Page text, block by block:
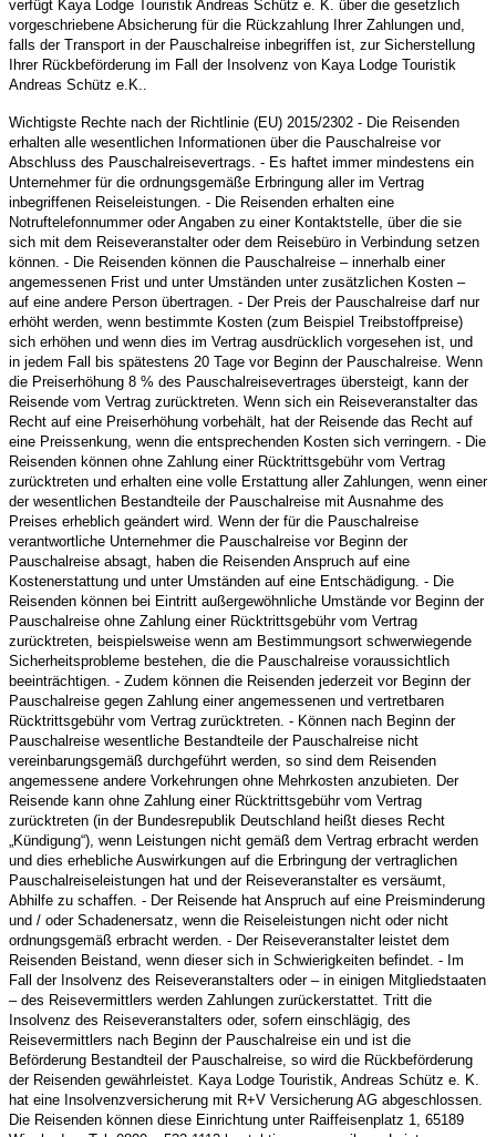
verfügt Kaya Lodge Touristik Andreas Schütz e. K. über die gesetzlich
vorgeschriebene Absicherung für die Rückzahlung Ihrer Zahlungen und,
falls der Transport in der Pauschalreise inbegriffen ist, zur Sicherstellung
Ihrer Rückbeförderung im Fall der Insolvenz von Kaya Lodge Touristik
Andreas Schütz e.K..
Wichtigste Rechte nach der Richtlinie (EU) 2015/2302 - Die Reisenden
erhalten alle wesentlichen Informationen über die Pauschalreise vor
Abschluss des Pauschalreisevertrags. - Es haftet immer mindestens ein
Unternehmer für die ordnungsgemäße Erbringung aller im Vertrag
inbegriffenen Reiseleistungen. - Die Reisenden erhalten eine
Notruftelefonnummer oder Angaben zu einer Kontaktstelle, über die sie
sich mit dem Reiseveranstalter oder dem Reisebüro in Verbindung setzen
können. - Die Reisenden können die Pauschalreise – innerhalb einer
angemessenen Frist und unter Umständen unter zusätzlichen Kosten –
auf eine andere Person übertragen. - Der Preis der Pauschalreise darf nur
erhöht werden, wenn bestimmte Kosten (zum Beispiel Treibstoffpreise)
sich erhöhen und wenn dies im Vertrag ausdrücklich vorgesehen ist, und
in jedem Fall bis spätestens 20 Tage vor Beginn der Pauschalreise. Wenn
die Preiserhöhung 8 % des Pauschalreisevertrages übersteigt, kann der
Reisende vom Vertrag zurücktreten. Wenn sich ein Reiseveranstalter das
Recht auf eine Preiserhöhung vorbehält, hat der Reisende das Recht auf
eine Preissenkung, wenn die entsprechenden Kosten sich verringern. - Die
Reisenden können ohne Zahlung einer Rücktrittsgebühr vom Vertrag
zurücktreten und erhalten eine volle Erstattung aller Zahlungen, wenn einer
der wesentlichen Bestandteile der Pauschalreise mit Ausnahme des
Preises erheblich geändert wird. Wenn der für die Pauschalreise
verantwortliche Unternehmer die Pauschalreise vor Beginn der
Pauschalreise absagt, haben die Reisenden Anspruch auf eine
Kostenerstattung und unter Umständen auf eine Entschädigung. - Die
Reisenden können bei Eintritt außergewöhnliche Umstände vor Beginn der
Pauschalreise ohne Zahlung einer Rücktrittsgebühr vom Vertrag
zurücktreten, beispielsweise wenn am Bestimmungsort schwerwiegende
Sicherheitsprobleme bestehen, die die Pauschalreise voraussichtlich
beeinträchtigen. - Zudem können die Reisenden jederzeit vor Beginn der
Pauschalreise gegen Zahlung einer angemessenen und vertretbaren
Rücktrittsgebühr vom Vertrag zurücktreten. - Können nach Beginn der
Pauschalreise wesentliche Bestandteile der Pauschalreise nicht
vereinbarungsgemäß durchgeführt werden, so sind dem Reisenden
angemessene andere Vorkehrungen ohne Mehrkosten anzubieten. Der
Reisende kann ohne Zahlung einer Rücktrittsgebühr vom Vertrag
zurücktreten (in der Bundesrepublik Deutschland heißt dieses Recht
„Kündigung“), wenn Leistungen nicht gemäß dem Vertrag erbracht werden
und dies erhebliche Auswirkungen auf die Erbringung der vertraglichen
Pauschalreiseleistungen hat und der Reiseveranstalter es versäumt,
Abhilfe zu schaffen. - Der Reisende hat Anspruch auf eine Preisminderung
und / oder Schadenersatz, wenn die Reiseleistungen nicht oder nicht
ordnungsgemäß erbracht werden. - Der Reiseveranstalter leistet dem
Reisenden Beistand, wenn dieser sich in Schwierigkeiten befindet. - Im
Fall der Insolvenz des Reiseveranstalters oder – in einigen Mitgliedstaaten
– des Reisevermittlers werden Zahlungen zurückerstattet. Tritt die
Insolvenz des Reiseveranstalters oder, sofern einschlägig, des
Reisevermittlers nach Beginn der Pauschalreise ein und ist die
Beförderung Bestandteil der Pauschalreise, so wird die Rückbeförderung
der Reisenden gewährleistet. Kaya Lodge Touristik, Andreas Schütz e. K.
hat eine Insolvenzversicherung mit R+V Versicherung AG abgeschlossen.
Die Reisenden können diese Einrichtung unter Raiffeisenplatz 1, 65189